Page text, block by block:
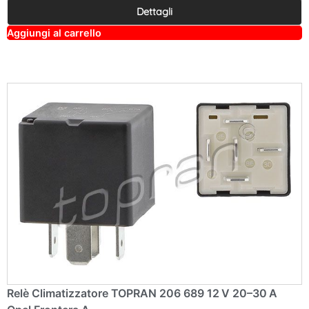
Dettagli
Aggiungi al carrello
lt
a
v
e
Relè Climatizzatore TOPRAN 206 689 12 V 20–30 A